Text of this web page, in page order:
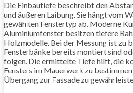
Die Einbautiefe beschreibt den
und äußeren Laibung. Sie hängt vom
gewählten Fenstertyp ab. Moderne
Aluminiumfenster besitzen tiefere
Holzmodelle. Bei der Messung ist zu
Fensterbänke bereits montiert sind
folgen. Die ermittelte Tiefe hilft, die
Fensters im Mauerwerk zu bestimmen
Übergang zur Fassade zu